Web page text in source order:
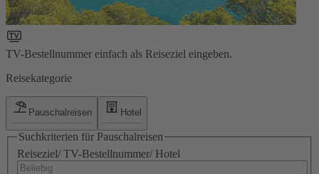
TV-Bestellnummer einfach als Reiseziel eingeben.
Reisekategorie
Pauschalreisen Hotel
Suchkriterien für Pauschalreisen
Reiseziel/ TV-Bestellnummer/ Hotel